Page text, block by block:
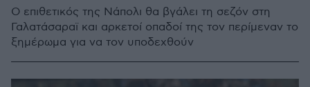
Ο επιθετικός της Νάπολι θα βγάλει τη σεζόν στη
Γαλατάσαραϊ και αρκετοί οπαδοί της τον περίμεναν το
ξημέρωμα για να τον υποδεχθούν